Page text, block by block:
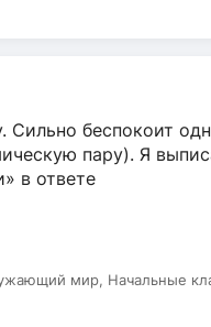
Сильно беспокоит
пару). Я
в ответе
мир, Начальные